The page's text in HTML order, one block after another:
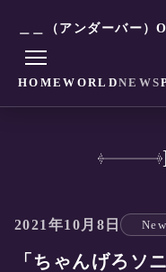
＿＿（アンダーバー
HOMEWORLDNEWS
2021年10月8日
「ちゃんげろソ